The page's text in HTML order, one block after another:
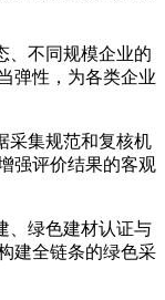
不同规模企业的
弹性，为各类企业
集规范和复核机
强评价结果的客观
绿色建材认证与
建全链条的绿色采